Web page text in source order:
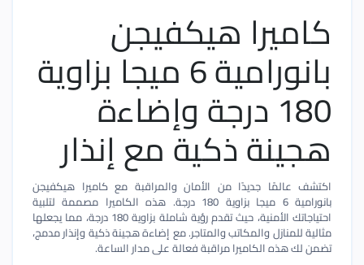
كاميرا هيكفيجن
بانورامية 6 ميجا بزاوية
180 درجة وإضاءة
هجينة ذكية مع إنذار
اكتشف عالمًا جديدًا من الأمان والمراقبة مع كاميرا هيكفيجن
بانورامية 6 ميجا بزاوية 180 درجة. هذه الكاميرا مصممة لتلبية
احتياجاتك الأمنية، حيث تقدم رؤية شاملة بزاوية 180 درجة، مما يجعلها
مثالية للمنازل والمكاتب والمتاجر. مع إضاءة هجينة ذكية وإنذار مدمج،
تضمن لك هذه الكاميرا مراقبة فعالة على مدار الساعة.